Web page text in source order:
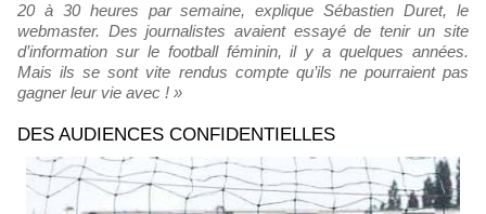
20 à 30 heures par semaine, explique Sébastien Duret, le
webmaster. Des journalistes avaient essayé de tenir un site
d’information sur le football féminin, il y a quelques années.
Mais ils se sont vite rendus compte qu’ils ne pourraient pas
gagner leur vie avec ! »
DES AUDIENCES CONFIDENTIELLES